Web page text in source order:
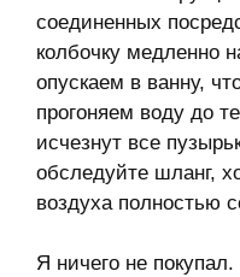
соединенных
колбочку медленно
опускаем в ванну,
прогоняем воду до
исчезнут все
обследуйте шланг,
воздуха полностью
Я ничего не